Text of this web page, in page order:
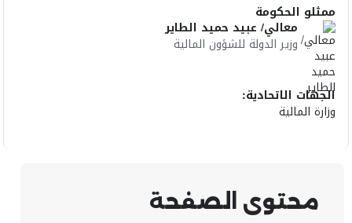
ممثلو الحكومة
معالي/ عبيد حميد الطاير
وزير الدولة للشؤون المالية
الجهات الاتحادية:
وزارة المالية
محتوى الصفحة